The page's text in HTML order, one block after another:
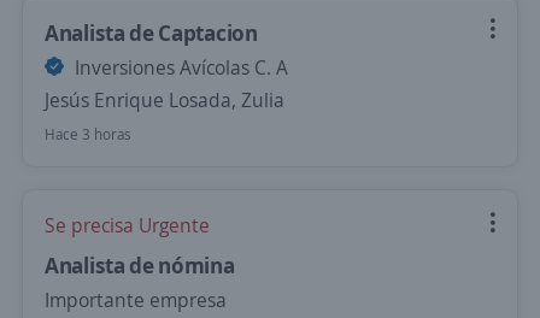
Analista de Captacion
Inversiones Avícolas C. A
Jesús Enrique Losada, Zulia
Hace 3 horas
Se precisa Urgente
Analista de nómina
Importante empresa